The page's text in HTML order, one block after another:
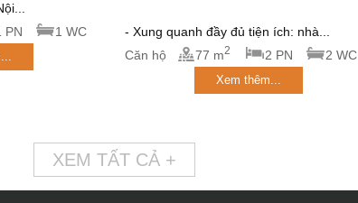
PN 1 WC
- Xung quanh đầy đủ tiện ích: nhà...
Căn hộ
77 m2 2 PN 2 WC
Xem thêm...
XEM TẤT CẢ +